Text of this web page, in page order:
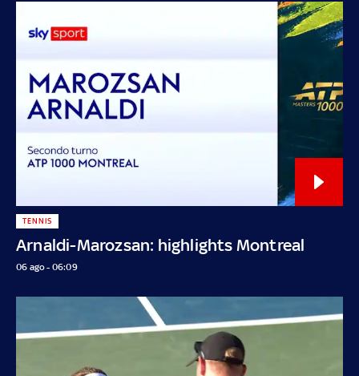
Arnaldi-Marozsan: highlights Montreal
TENNIS
06 ago - 06:09